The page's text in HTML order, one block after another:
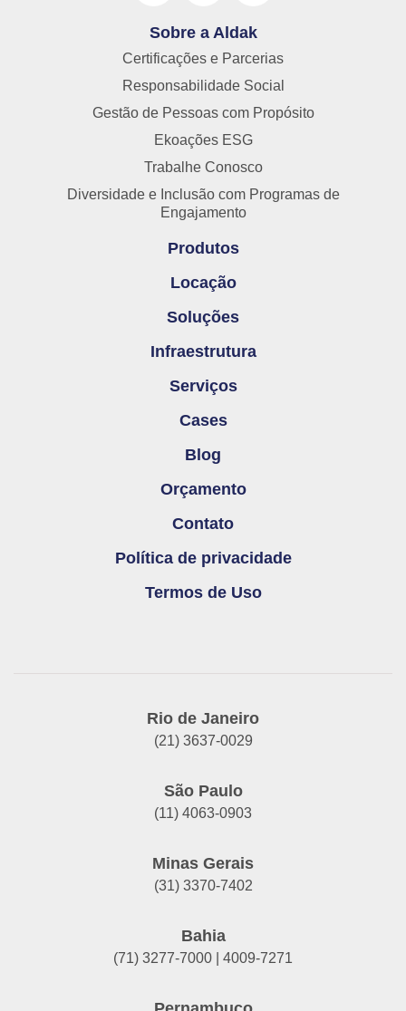
Sobre a Aldak
Certificações e Parcerias
Responsabilidade Social
Gestão de Pessoas com Propósito
Ekoações ESG
Trabalhe Conosco
Diversidade e Inclusão com Programas de
Engajamento
Produtos
Locação
Soluções
Infraestrutura
Serviços
Cases
Blog
Orçamento
Contato
Política de privacidade
Termos de Uso
Rio de Janeiro
(21) 3637-0029
São Paulo
(11) 4063-0903
Minas Gerais
(31) 3370-7402
Bahia
(71) 3277-7000 | 4009-7271